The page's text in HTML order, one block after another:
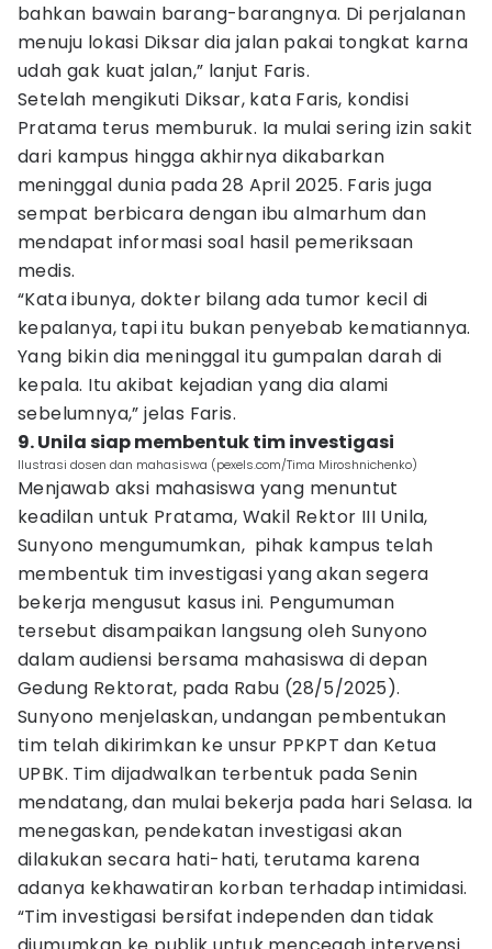
bahkan bawain barang-barangnya. Di perjalanan
menuju lokasi Diksar dia jalan pakai tongkat karna
udah gak kuat jalan,” lanjut Faris.
Setelah mengikuti Diksar, kata Faris, kondisi
Pratama terus memburuk. Ia mulai sering izin sakit
dari kampus hingga akhirnya dikabarkan
meninggal dunia pada 28 April 2025. Faris juga
sempat berbicara dengan ibu almarhum dan
mendapat informasi soal hasil pemeriksaan
medis.
“Kata ibunya, dokter bilang ada tumor kecil di
kepalanya, tapi itu bukan penyebab kematiannya.
Yang bikin dia meninggal itu gumpalan darah di
kepala. Itu akibat kejadian yang dia alami
sebelumnya,” jelas Faris.
9. Unila siap membentuk tim investigasi
Ilustrasi dosen dan mahasiswa (pexels.com/Tima Miroshnichenko)
Menjawab aksi mahasiswa yang menuntut
keadilan untuk Pratama, Wakil Rektor III Unila,
Sunyono mengumumkan, pihak kampus telah
membentuk tim investigasi yang akan segera
bekerja mengusut kasus ini. Pengumuman
tersebut disampaikan langsung oleh Sunyono
dalam audiensi bersama mahasiswa di depan
Gedung Rektorat, pada Rabu (28/5/2025).
Sunyono menjelaskan, undangan pembentukan
tim telah dikirimkan ke unsur PPKPT dan Ketua
UPBK. Tim dijadwalkan terbentuk pada Senin
mendatang, dan mulai bekerja pada hari Selasa. Ia
menegaskan, pendekatan investigasi akan
dilakukan secara hati-hati, terutama karena
adanya kekhawatiran korban terhadap intimidasi.
“Tim investigasi bersifat independen dan tidak